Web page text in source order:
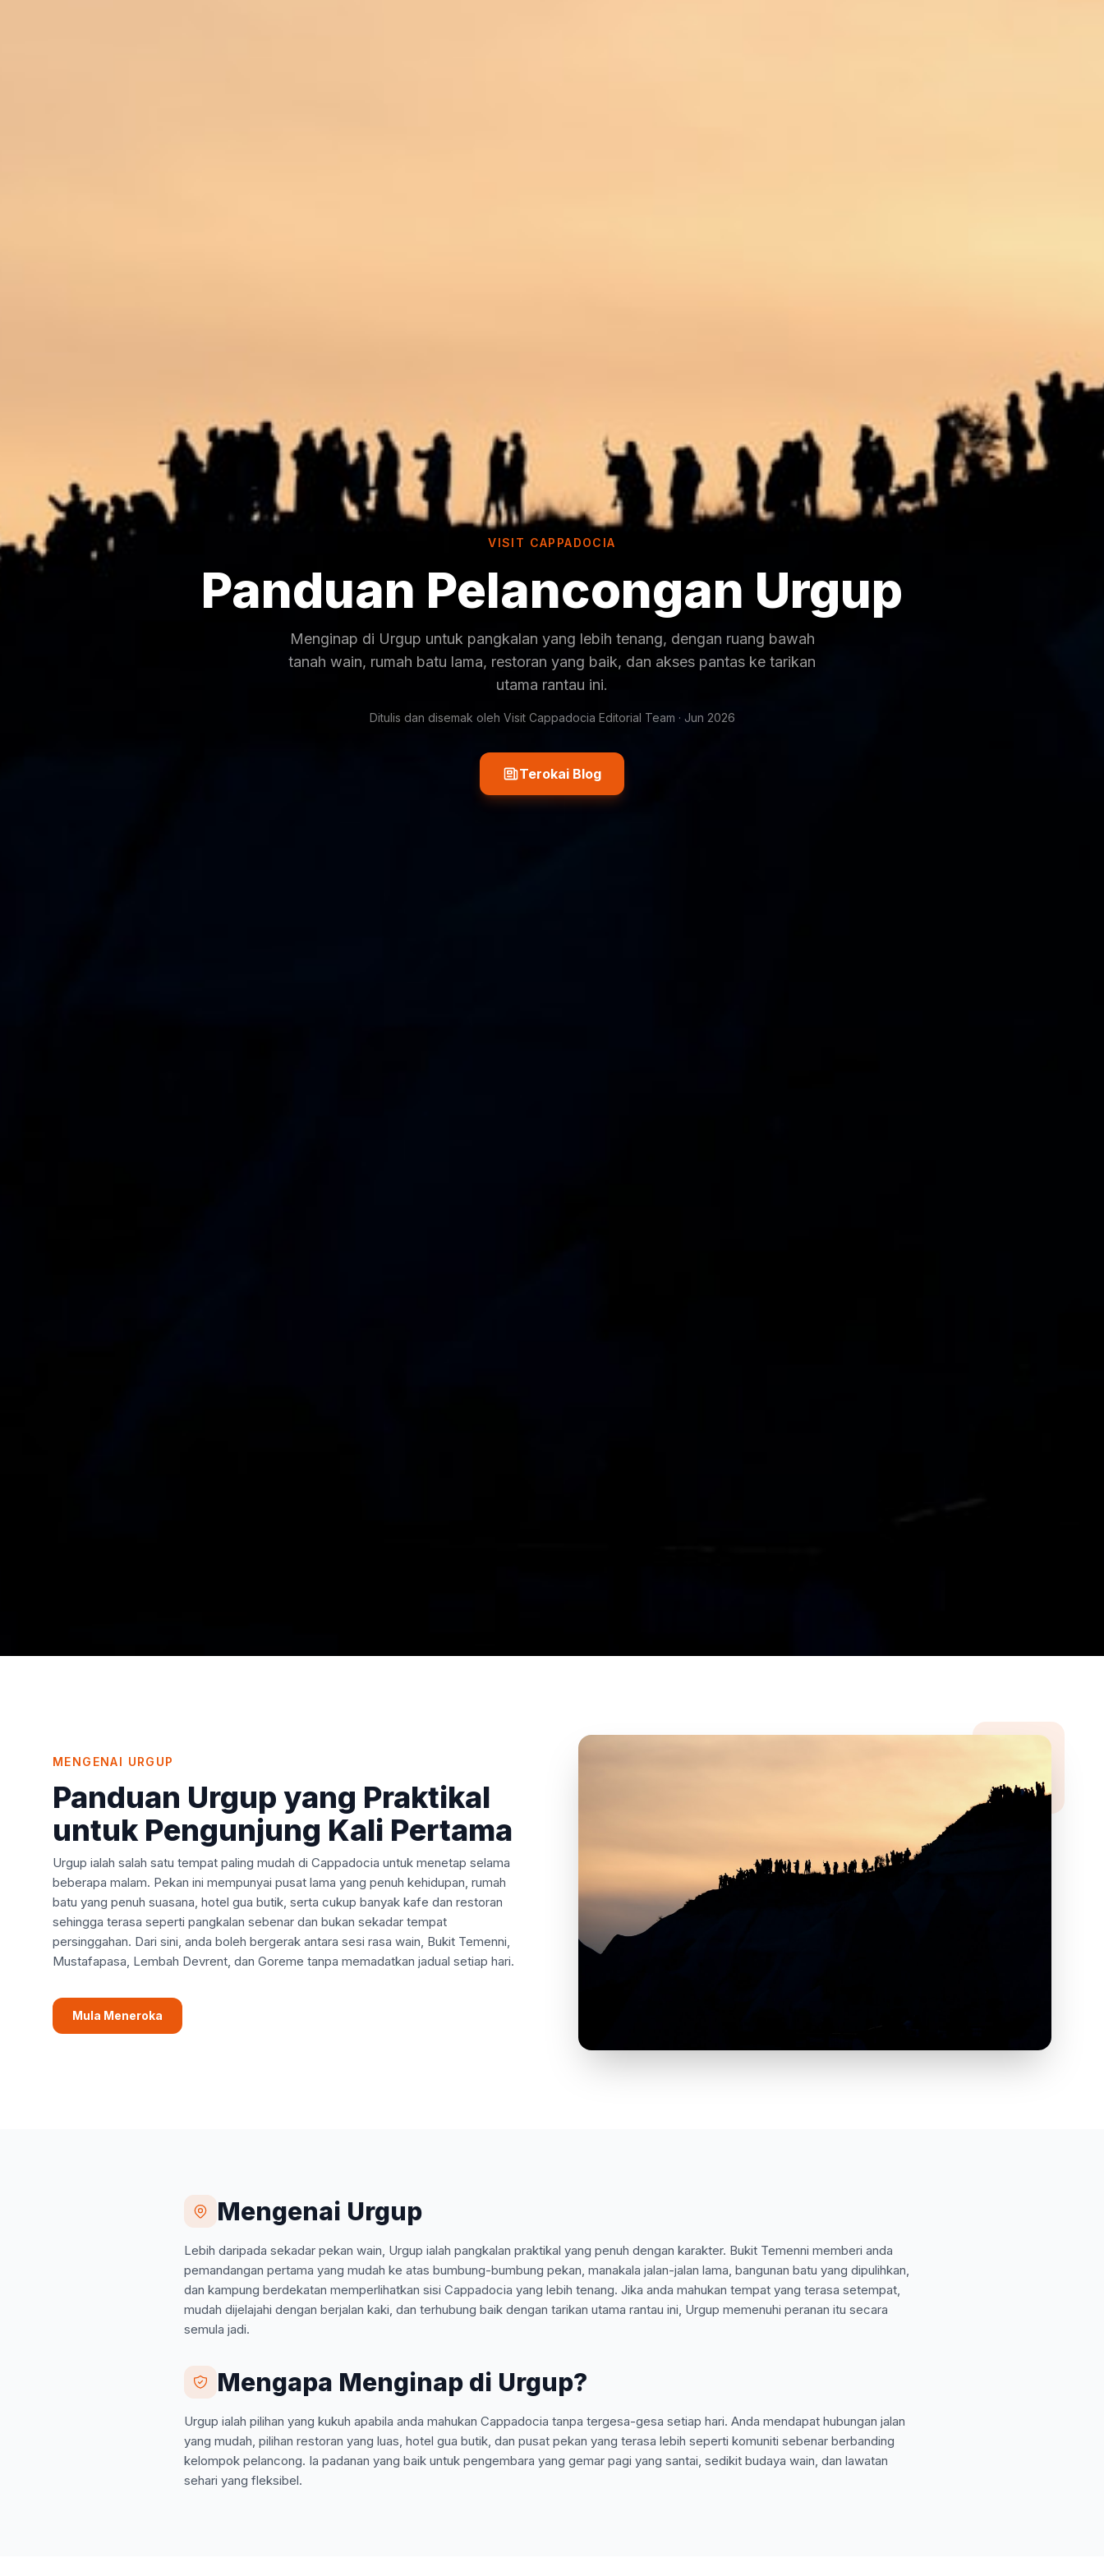
VISIT CAPPADOCIA
Panduan Pelancongan Urgup
Menginap di Urgup untuk pangkalan yang lebih tenang, dengan ruang bawah
tanah wain, rumah batu lama, restoran yang baik, dan akses pantas ke tarikan
utama rantau ini.
Ditulis dan disemak oleh Visit Cappadocia Editorial Team · Jun 2026
Terokai Blog
MENGENAI URGUP
Panduan Urgup yang Praktikal
untuk Pengunjung Kali Pertama
Urgup ialah salah satu tempat paling mudah di Cappadocia untuk menetap selama
beberapa malam. Pekan ini mempunyai pusat lama yang penuh kehidupan, rumah
batu yang penuh suasana, hotel gua butik, serta cukup banyak kafe dan restoran
sehingga terasa seperti pangkalan sebenar dan bukan sekadar tempat
persinggahan. Dari sini, anda boleh bergerak antara sesi rasa wain, Bukit Temenni,
Mustafapasa, Lembah Devrent, dan Goreme tanpa memadatkan jadual setiap hari.
Mula Meneroka
Mengenai Urgup
Lebih daripada sekadar pekan wain, Urgup ialah pangkalan praktikal yang penuh dengan karakter. Bukit Temenni memberi anda
pemandangan pertama yang mudah ke atas bumbung-bumbung pekan, manakala jalan-jalan lama, bangunan batu yang dipulihkan,
dan kampung berdekatan memperlihatkan sisi Cappadocia yang lebih tenang. Jika anda mahukan tempat yang terasa setempat,
mudah dijelajahi dengan berjalan kaki, dan terhubung baik dengan tarikan utama rantau ini, Urgup memenuhi peranan itu secara
semula jadi.
Mengapa Menginap di Urgup?
Urgup ialah pilihan yang kukuh apabila anda mahukan Cappadocia tanpa tergesa-gesa setiap hari. Anda mendapat hubungan jalan
yang mudah, pilihan restoran yang luas, hotel gua butik, dan pusat pekan yang terasa lebih seperti komuniti sebenar berbanding
kelompok pelancong. Ia padanan yang baik untuk pengembara yang gemar pagi yang santai, sedikit budaya wain, dan lawatan
sehari yang fleksibel.